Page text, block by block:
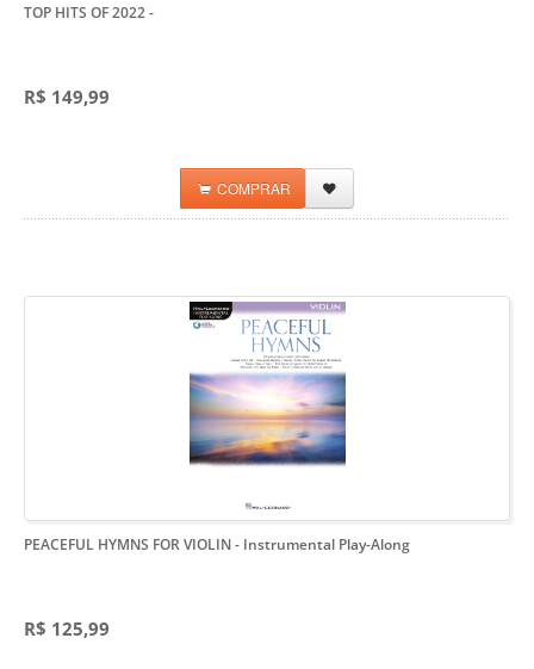
TOP HITS OF 2022-
R$ 149,99
COMPRAR
PEACEFUL HYMNS FOR VIOLIN- Instrumental Play-Along
R$ 125,99